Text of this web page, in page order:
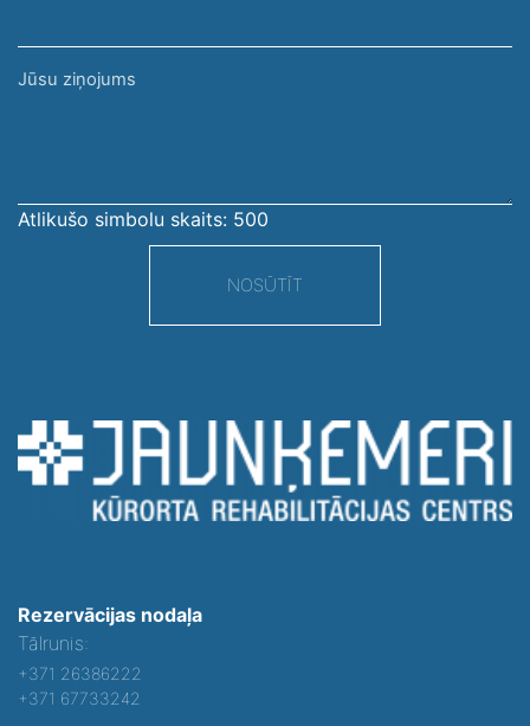
Jūsu
Atlikušo simbolu skaits: 500
NOSŪTĪT
Rezervācijas nodaļa
Tālrunis:
+371 26386222
+371 67733242